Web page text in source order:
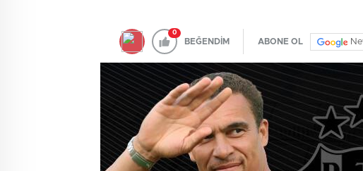
0
BEĞENDİM ABONE OL